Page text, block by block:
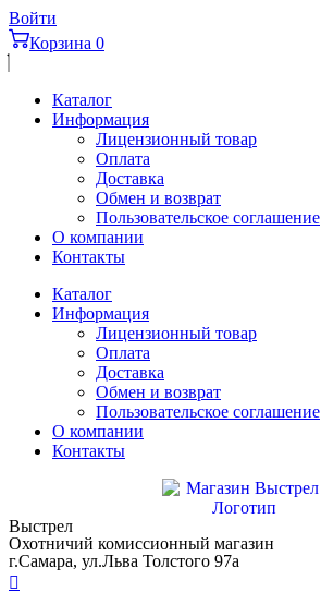
Перейти
к
содержимому
Войти
Корзина 0
Каталог
Информация
Лицензионный товар
Оплата
Доставка
Обмен и возврат
Пользовательское соглашение
О компании
Контакты
Каталог
Информация
Лицензионный товар
Оплата
Доставка
Обмен и возврат
Пользовательское соглашение
О компании
Контакты
Выстрел
Охотничий комиссионный магазин
г.Самара, ул.Льва Толстого 97а